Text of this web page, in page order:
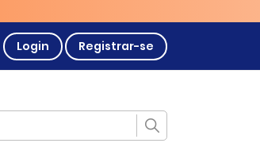
Login Registrar-se